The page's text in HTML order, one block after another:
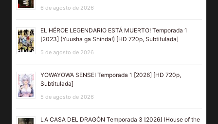
6 de agosto de 2026
EL HÉROE LEGENDARIO ESTÁ MUERTO! Temporada 1
[2023] (Yuusha ga Shinda!) [HD 720p, Subtitulada]
5 de agosto de 2026
YOWAYOWA SENSEI Temporada 1 [2026] [HD 720p,
Subtitulada]
5 de agosto de 2026
LA CASA DEL DRAGÓN Temporada 3 [2026] (House of the